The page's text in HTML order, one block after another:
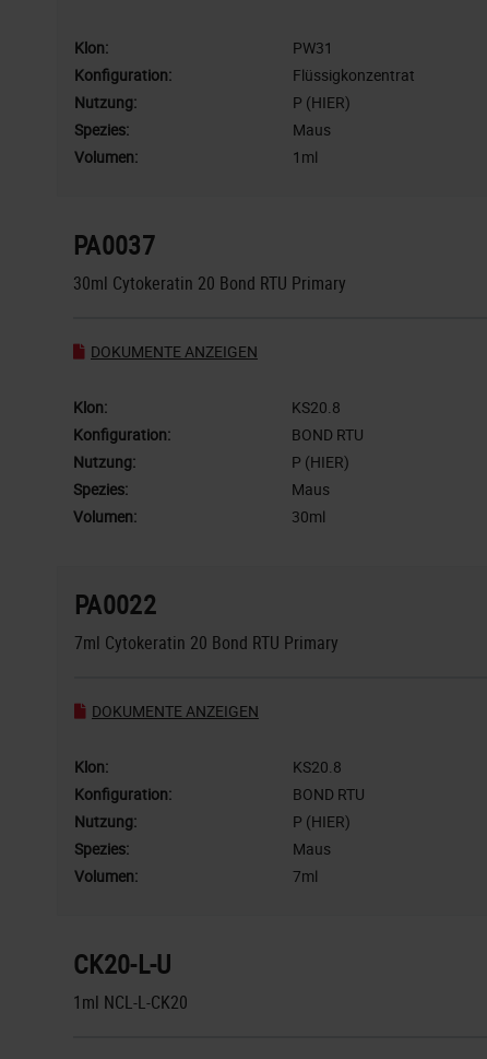
Klon: PW31
Konfiguration:
Flüssigkonzentrat
Nutzung:
P (HIER)
Spezies:
Maus
Volumen:
1ml
PA0037
30ml Cytokeratin 20 Bond RTU Primary
DOKUMENTE ANZEIGEN
Klon: KS20.8
Konfiguration:
BOND RTU
Nutzung:
P (HIER)
Spezies:
Maus
Volumen:
30ml
PA0022
7ml Cytokeratin 20 Bond RTU Primary
DOKUMENTE ANZEIGEN
Klon: KS20.8
Konfiguration:
BOND RTU
Nutzung:
P (HIER)
Spezies:
Maus
Volumen:
7ml
CK20-L-U
1ml NCL-L-CK20